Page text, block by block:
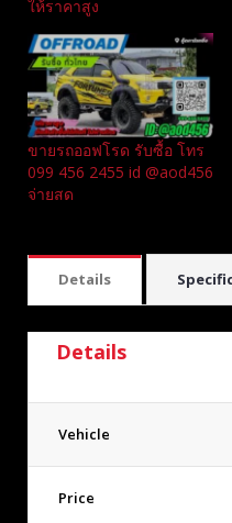
ให้ราคาสูง
ขายรถออฟโรด รับซื้อ โทร
099 456 2455 id @aod456
จ่ายสด
Details
Details
Vehicle
Price